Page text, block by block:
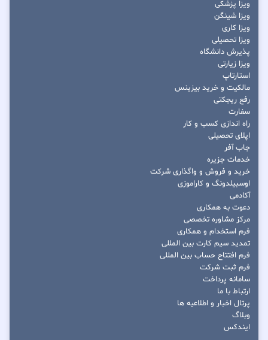
ویزا پزشکی
ویزا شینگن
ویزا کاری
ویزا تحصیلی
پذیرش دانشگاه
ویزا زیارتی
استارتاپ
مالکیت و خرید بیزینس
رفع ریجکتی
سفارت
راه اندازی کسب و کار
اپلای تحصیلی
جاب آفر
خدمات جزیره
خرید و فروش و واگذاری شرکت
اوسبیلدونگ و کاراموزی
آکادمی
دعوت به همکاری
مرکز مشاوره تخصصی
فرم استخدام و همکاری
تمدید سیم کارت بین المللی
فرم افتتاح حساب بین المللی
فرم ثبت شرکت
سامانه پرداخت
ارتباط با ما
پرتال اخبار و اطلاعیه ها
وبلاگ
ایندکس